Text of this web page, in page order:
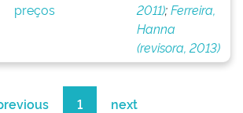
preços
2011);Ferreira,
Hanna
(revisora, 2013)
1 next